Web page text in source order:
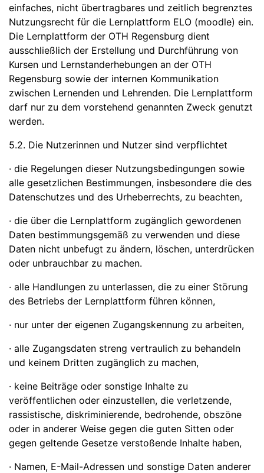
einfaches, nicht übertragbares und zeitlich begrenztes
Nutzungsrecht für die Lernplattform ELO (moodle) ein.
Die Lernplattform der OTH Regensburg dient
ausschließlich der Erstellung und Durchführung von
Kursen und Lernstanderhebungen an der OTH
Regensburg sowie der internen Kommunikation
zwischen Lernenden und Lehrenden. Die Lernplattform
darf nur zu dem vorstehend genannten Zweck genutzt
werden.
5.2. Die Nutzerinnen und Nutzer sind verpflichtet
· die Regelungen dieser Nutzungsbedingungen sowie
alle gesetzlichen Bestimmungen, insbesondere die des
Datenschutzes und des Urheberrechts, zu beachten,
· die über die Lernplattform zugänglich gewordenen
Daten bestimmungsgemäß zu verwenden und diese
Daten nicht unbefugt zu ändern, löschen, unterdrücken
oder unbrauchbar zu machen.
· alle Handlungen zu unterlassen, die zu einer Störung
des Betriebs der Lernplattform führen können,
· nur unter der eigenen Zugangskennung zu arbeiten,
· alle Zugangsdaten streng vertraulich zu behandeln
und keinem Dritten zugänglich zu machen,
· keine Beiträge oder sonstige Inhalte zu
veröffentlichen oder einzustellen, die verletzende,
rassistische, diskriminierende, bedrohende, obszöne
oder in anderer Weise gegen die guten Sitten oder
gegen geltende Gesetze verstoßende Inhalte haben,
· Namen, E-Mail-Adressen und sonstige Daten anderer